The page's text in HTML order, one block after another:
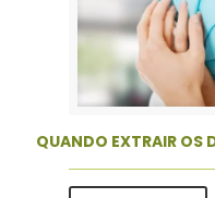
QUANDO EXTRAIR OS